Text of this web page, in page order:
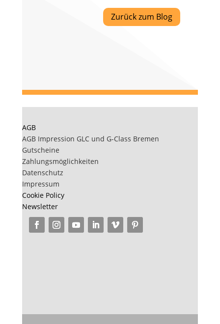
Zurück zum Blog
AGB
AGB Impression GLC und G-Class Bremen
Gutscheine
Zahlungsmöglichkeiten
Datenschutz
Impressum
Cookie Policy
Newsletter